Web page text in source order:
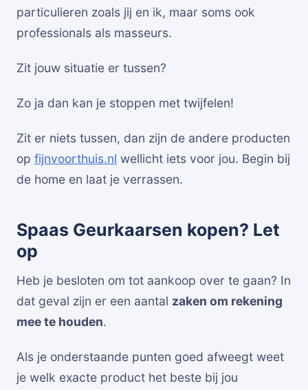
particulieren zoals jij en ik, maar soms ook
professionals als masseurs.
Zit jouw situatie er tussen?
Zo ja dan kan je stoppen met twijfelen!
Zit er niets tussen, dan zijn de andere producten
op fijnvoorthuis.nl wellicht iets voor jou. Begin bij
de home en laat je verrassen.
Spaas Geurkaarsen kopen? Let
op
Heb je besloten om tot aankoop over te gaan? In
dat geval zijn er een aantal zaken om rekening
mee te houden.
Als je onderstaande punten goed afweegt weet
je welk exacte product het beste bij jou